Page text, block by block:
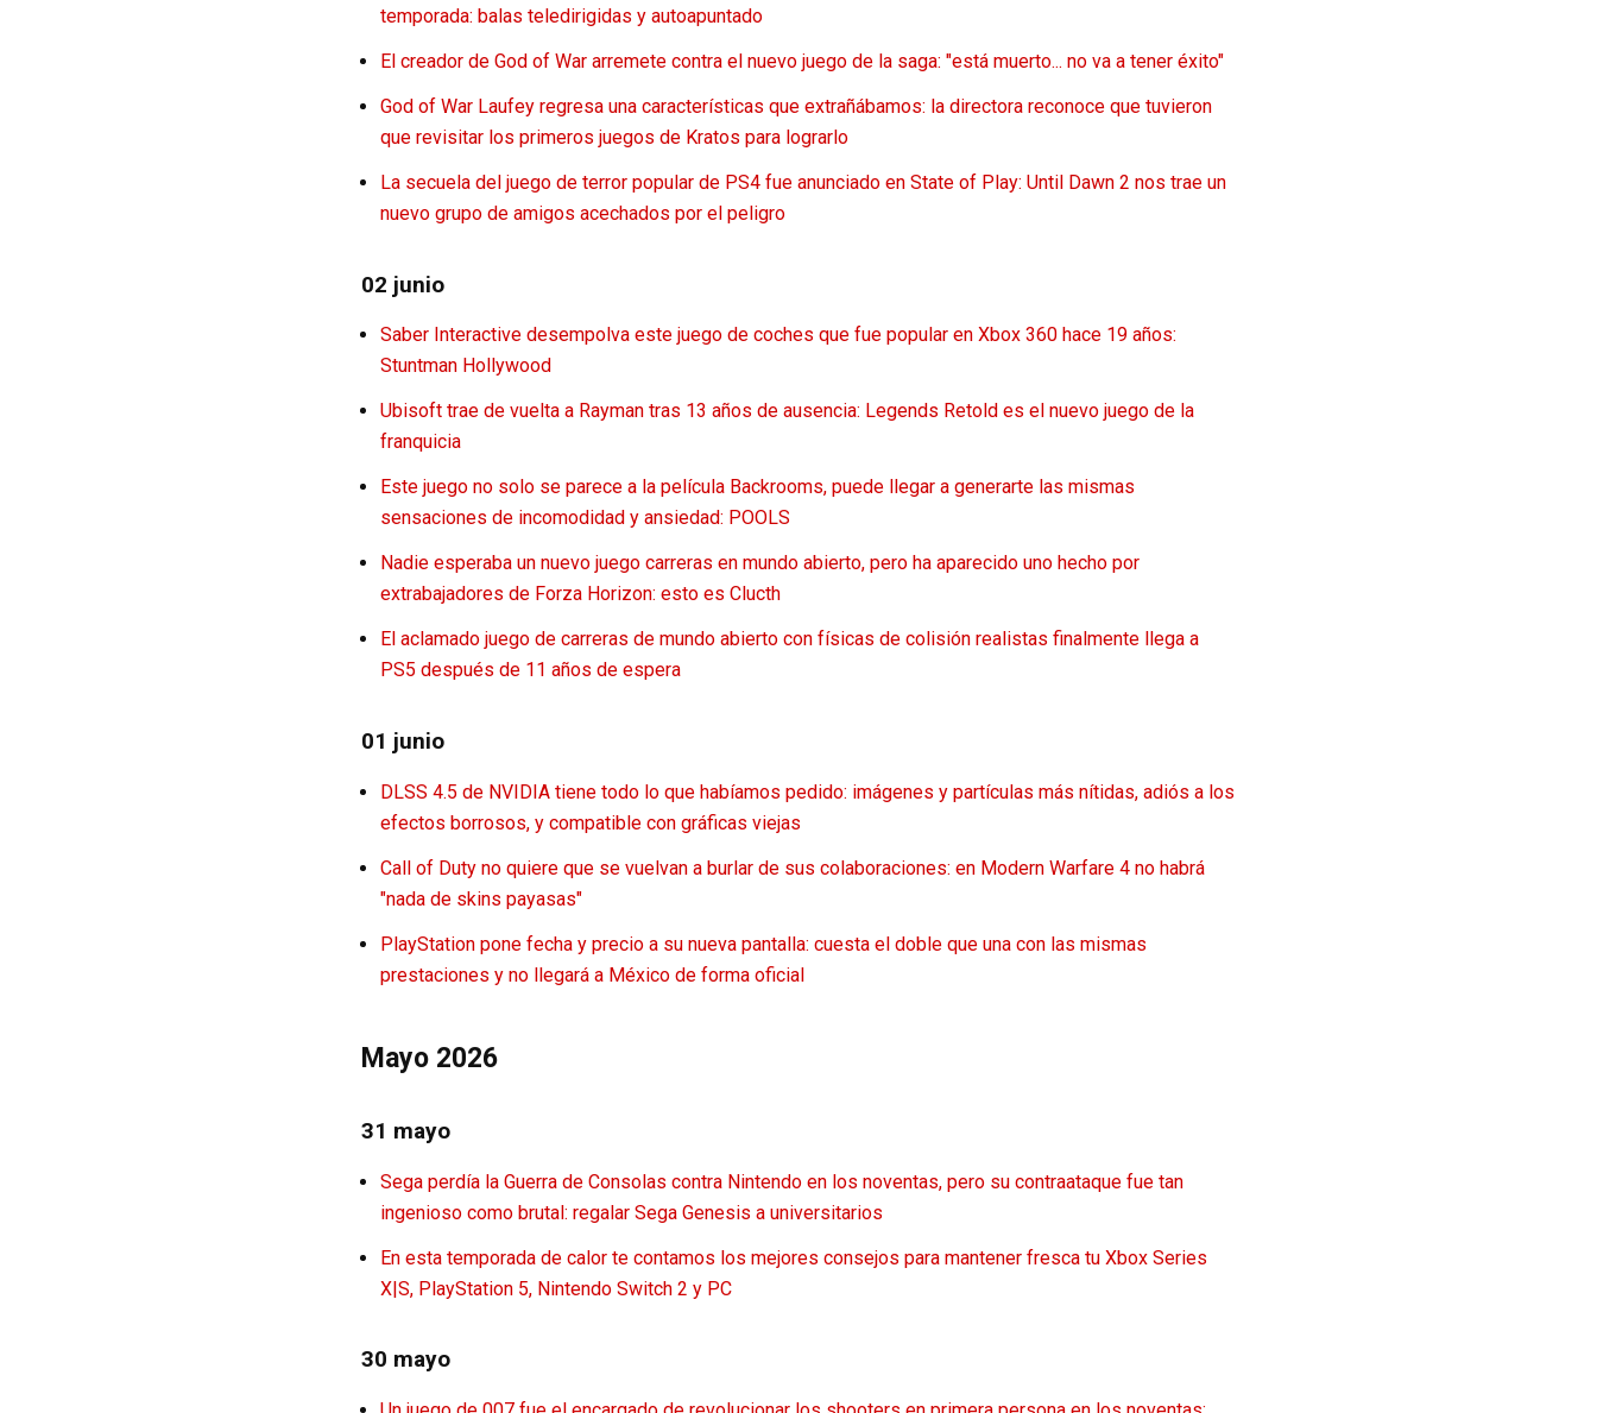
temporada: balas teledirigidas y autoapuntado
El creador de God of War arremete contra el nuevo juego de la saga: "está muerto... no va a tener éxito"
God of War Laufey regresa una características que extrañábamos: la directora reconoce que tuvieron
que revisitar los primeros juegos de Kratos para lograrlo
La secuela del juego de terror popular de PS4 fue anunciado en State of Play: Until Dawn 2 nos trae un
nuevo grupo de amigos acechados por el peligro
02 junio
Saber Interactive desempolva este juego de coches que fue popular en Xbox 360 hace 19 años:
Stuntman Hollywood
Ubisoft trae de vuelta a Rayman tras 13 años de ausencia: Legends Retold es el nuevo juego de la
franquicia
Este juego no solo se parece a la película Backrooms, puede llegar a generarte las mismas
sensaciones de incomodidad y ansiedad: POOLS
Nadie esperaba un nuevo juego carreras en mundo abierto, pero ha aparecido uno hecho por
extrabajadores de Forza Horizon: esto es Clucth
El aclamado juego de carreras de mundo abierto con físicas de colisión realistas finalmente llega a
PS5 después de 11 años de espera
01 junio
DLSS 4.5 de NVIDIA tiene todo lo que habíamos pedido: imágenes y partículas más nítidas, adiós a los
efectos borrosos, y compatible con gráficas viejas
Call of Duty no quiere que se vuelvan a burlar de sus colaboraciones: en Modern Warfare 4 no habrá
"nada de skins payasas"
PlayStation pone fecha y precio a su nueva pantalla: cuesta el doble que una con las mismas
prestaciones y no llegará a México de forma oficial
Mayo 2026
31 mayo
Sega perdía la Guerra de Consolas contra Nintendo en los noventas, pero su contraataque fue tan
ingenioso como brutal: regalar Sega Genesis a universitarios
En esta temporada de calor te contamos los mejores consejos para mantener fresca tu Xbox Series
X|S, PlayStation 5, Nintendo Switch 2 y PC
30 mayo